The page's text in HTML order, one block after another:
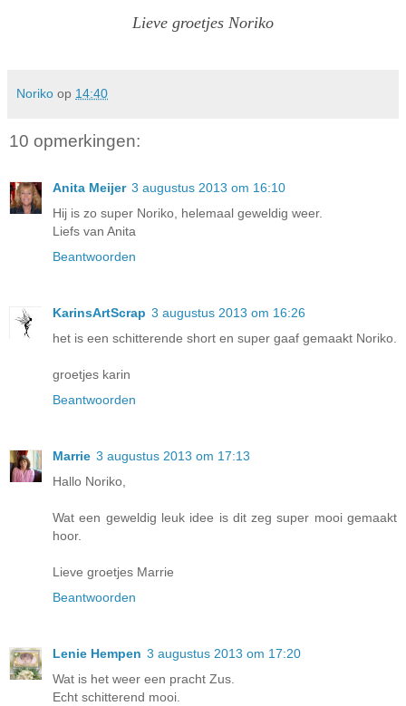
Lieve groetjes Noriko
Noriko op 14:40
10 opmerkingen:
Anita Meijer 3 augustus 2013 om 16:10
Hij is zo super Noriko, helemaal geweldig weer.
Liefs van Anita
Beantwoorden
KarinsArtScrap 3 augustus 2013 om 16:26
het is een schitterende short en super gaaf gemaakt Noriko.
groetjes karin
Beantwoorden
Marrie 3 augustus 2013 om 17:13
Hallo Noriko,
Wat een geweldig leuk idee is dit zeg super mooi gemaakt
hoor.
Lieve groetjes Marrie
Beantwoorden
Lenie Hempen 3 augustus 2013 om 17:20
Wat is het weer een pracht Zus.
Echt schitterend mooi.